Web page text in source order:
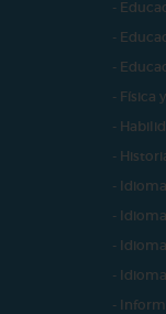
-
-
-
- Física
-
-
-
-
-
-
-